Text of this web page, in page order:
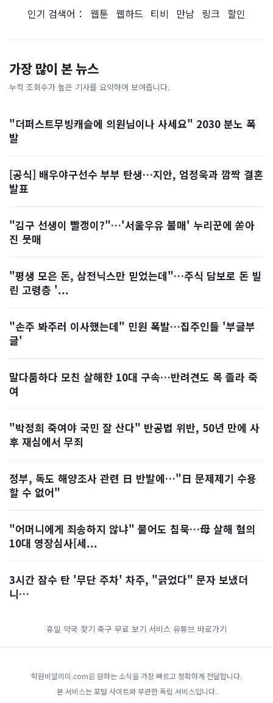
인기 검색어： 웹툰 웹하드 티비 만남 링크 할인
가장 많이 본 뉴스
누적 조회수가 높은 기사를 요약하여 보여줍니다.
"더퍼스트무빙캐슬에 의원님이나 사세요" 2030 분노 폭
발
[공식] 배우야구선수 부부 탄생…지안, 엄정욱과 깜짝 결혼
발표
"김구 선생이 빨갱이?"…'서울우유 불매' 누리꾼에 쏟아
진 뭇매
"평생 모은 돈, 삼전닉스만 믿었는데"…주식 담보로 돈 빌
린 고령층 '...
"손주 봐주러 이사했는데" 민원 폭발…집주인들 '부글부
글'
말다툼하다 모친 살해한 10대 구속…반려견도 목 졸라 죽
여
"박정희 죽여야 국민 잘 산다" 반공법 위반, 50년 만에 사
후 재심에서 무죄
정부, 독도 해양조사 관련 日 반발에…"日 문제제기 수용
할 수 없어"
"어머니에게 죄송하지 않냐" 물어도 침묵…母 살해 혐의
10대 영장심사[세...
3시간 잠수 탄 '무단 주차' 차주, "긁었다" 문자 보냈더
니…
휴일 약국 찾기 축구 무료 보기 서비스 유튜브 바로가기
학원비알리미.com은 원하는 소식을 가장 빠르고 정확하게 전달합니다.
본 서비스는 포털 사이트와 무관한 독립 서비스입니다.